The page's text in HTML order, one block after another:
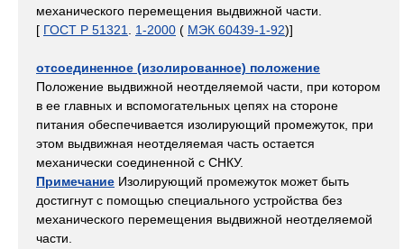
механического перемещения выдвижной части.
[ ГОСТ Р 51321 1-2000 ( МЭК 60439-1-92)]
отсоединенное (изолированное) положение
Положение выдвижной неотделяемой части, при котором
в ее главных и вспомогательных цепях на стороне
питания обеспечивается изолирующий промежуток, при
этом выдвижная неотделяемая часть остается
механически соединенной с СНКУ.
Примечание Изолирующий промежуток может быть
достигнут с помощью специального устройства без
механического перемещения выдвижной неотделяемой
части.